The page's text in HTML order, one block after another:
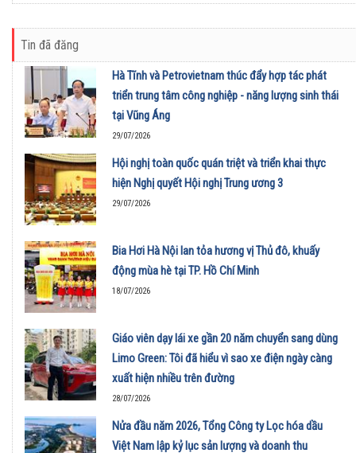
Tin đã đăng
Hà Tĩnh và Petrovietnam thúc đẩy hợp tác phát
triển trung tâm công nghiệp - năng lượng sinh thái
tại Vũng Áng
29/07/2026
Hội nghị toàn quốc quán triệt và triển khai thực
hiện Nghị quyết Hội nghị Trung ương 3
29/07/2026
Bia Hơi Hà Nội lan tỏa hương vị Thủ đô, khuấy
động mùa hè tại TP. Hồ Chí Minh
18/07/2026
Giáo viên dạy lái xe gần 20 năm chuyển sang dùng
Limo Green: Tôi đã hiểu vì sao xe điện ngày càng
xuất hiện nhiều trên đường
28/07/2026
Nửa đầu năm 2026, Tổng Công ty Lọc hóa dầu
Việt Nam lập kỷ lục sản lượng và doanh thu